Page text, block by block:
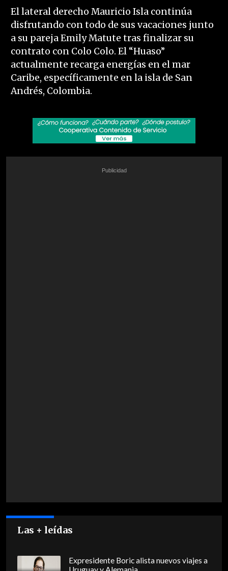
El lateral derecho Mauricio Isla continúa
disfrutando con todo de sus vacaciones junto
a su pareja Emily Matute tras finalizar su
contrato con Colo Colo. El “Huaso”
actualmente recarga energías en el mar
Caribe, específicamente en la isla de San
Andrés, Colombia.
Las + leídas
Expresidente Boric alista nuevos viajes a